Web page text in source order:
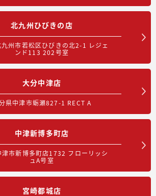
北九州ひびきの店
州市若松区ひびきの北2-1 レジェ
ンド113 202号室
大分中津店
県中津市蛎瀬827-1 RECT A
中津新博多町店
津市新博多町店1732 フローリッシ
ュA号室
宮崎都城店